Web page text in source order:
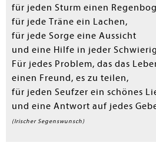
für jeden Sturm einen
für jede Träne ein Lachen,
für jede Sorge eine Aussicht
und eine Hilfe in jeder
Für jedes Problem, das das
einen Freund, es zu teilen,
für jeden Seufzer ein schönes
und eine Antwort auf jedes
(Irischer Segenswunsch)